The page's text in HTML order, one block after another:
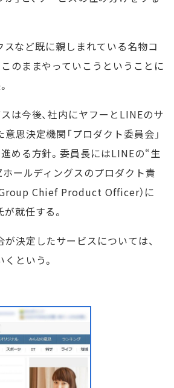
など既に親しまれている名物コ
のままやっていこうということに
は今後、社内にヤフーとLINEのサ
思決定機関「プロダクト委員会」
める方針。委員長にはLINEの“生
ホールディングスのプロダクト責
Group Chief Product Officer）に
就任する。
決定したサービスについては、
という。